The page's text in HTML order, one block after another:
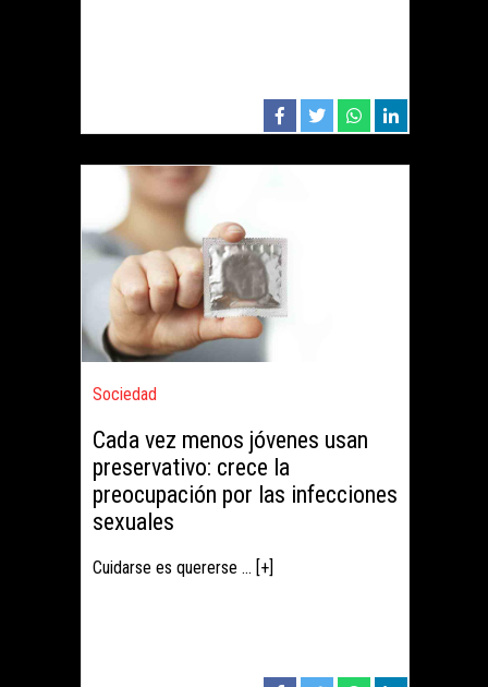
Sociedad
Cada vez menos jóvenes usan
preservativo: crece la
preocupación por las infecciones
sexuales
Cuidarse es quererse ... [+]